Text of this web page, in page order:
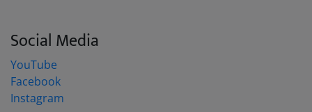
Social Media
YouTube
Facebook
Instagram